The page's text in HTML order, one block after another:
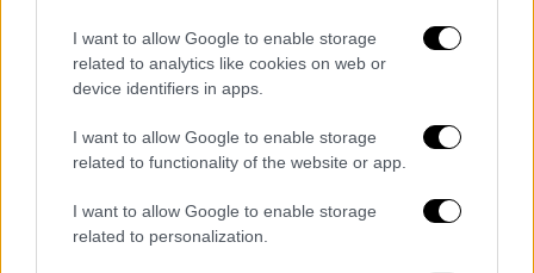
I want to allow Google to enable storage
related to analytics like cookies on web or
device identifiers in apps.
I want to allow Google to enable storage
related to functionality of the website or app.
I want to allow Google to enable storage
related to personalization.
Κόσμος|14.02.2024 19:29